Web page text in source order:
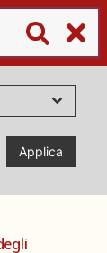
Applica